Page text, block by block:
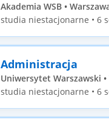
Akademia WSB •
studia niestacjonarne • 6
Administracja
Uniwersytet Warszawski
studia niestacjonarne • 6